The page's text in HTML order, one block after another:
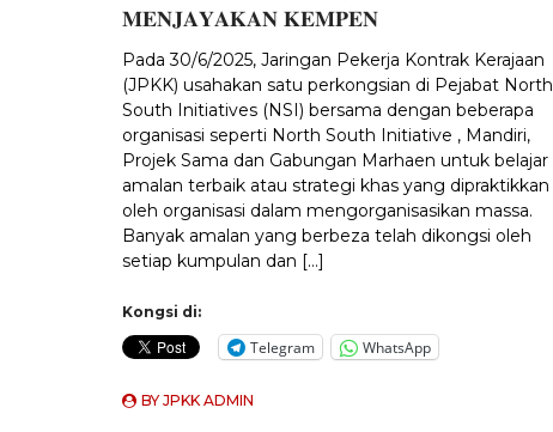
𝐌𝐄𝐍𝐉𝐀𝐘𝐀𝐊𝐀𝐍 𝐊𝐄𝐌𝐏𝐄𝐍
Pada 30/6/2025, Jaringan Pekerja Kontrak Kerajaan
(JPKK) usahakan satu perkongsian di Pejabat North
South Initiatives (NSI) bersama dengan beberapa
organisasi seperti North South Initiative , Mandiri,
Projek Sama dan Gabungan Marhaen untuk belajar
amalan terbaik atau strategi khas yang dipraktikkan
oleh organisasi dalam mengorganisasikan massa.
Banyak amalan yang berbeza telah dikongsi oleh
setiap kumpulan dan […]
Kongsi di:
Telegram WhatsApp
BYJPKK ADMIN